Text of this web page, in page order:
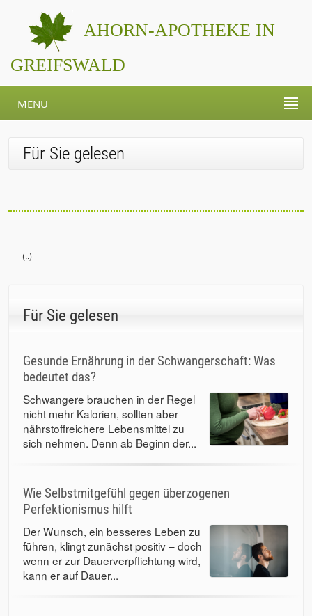
AHORN-APOTHEKE IN
GREIFSWALD
MENU
Für Sie gelesen
(..)
Für Sie gelesen
Gesunde Ernährung in der Schwangerschaft: Was
bedeutet das?
Schwangere brauchen in der Regel
nicht mehr Kalorien, sollten aber
nährstoffreichere Lebensmittel zu
sich nehmen. Denn ab Beginn der...
Wie Selbstmitgefühl gegen überzogenen
Perfektionismus hilft
Der Wunsch, ein besseres Leben zu
führen, klingt zunächst positiv – doch
wenn er zur Dauerverpflichtung wird,
kann er auf Dauer...